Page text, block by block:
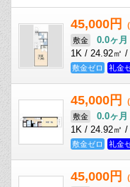
45,000円
敷金 0.0ヶ月
1K / 24.92㎡ /
敷金ゼロ 礼金
45,000円
敷金 0.0ヶ月
1K / 24.92㎡ /
敷金ゼロ 礼金
45,000円